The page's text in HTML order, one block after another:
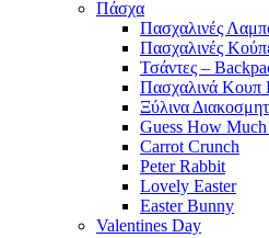
Πάσχα
Πασχαλινές
Πασχαλινές
Τσάντες –
Πασχαλινά Κουπ
Ξύλινα
Guess How
Carrot Crunch
Peter Rabbit
Lovely Easter
Easter Bunny
Valentines Day